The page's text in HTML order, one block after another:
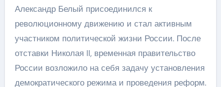
Александр Белый присоединился к
революционному движению и стал активным
участником политической жизни России. После
отставки Николая II, временная правительство
России возложило на себя задачу установления
демократического режима и проведения реформ.